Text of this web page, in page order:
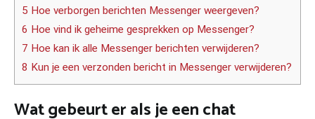
5 Hoe verborgen berichten Messenger weergeven?
6 Hoe vind ik geheime gesprekken op Messenger?
7 Hoe kan ik alle Messenger berichten verwijderen?
8 Kun je een verzonden bericht in Messenger verwijderen?
Wat gebeurt er als je een chat